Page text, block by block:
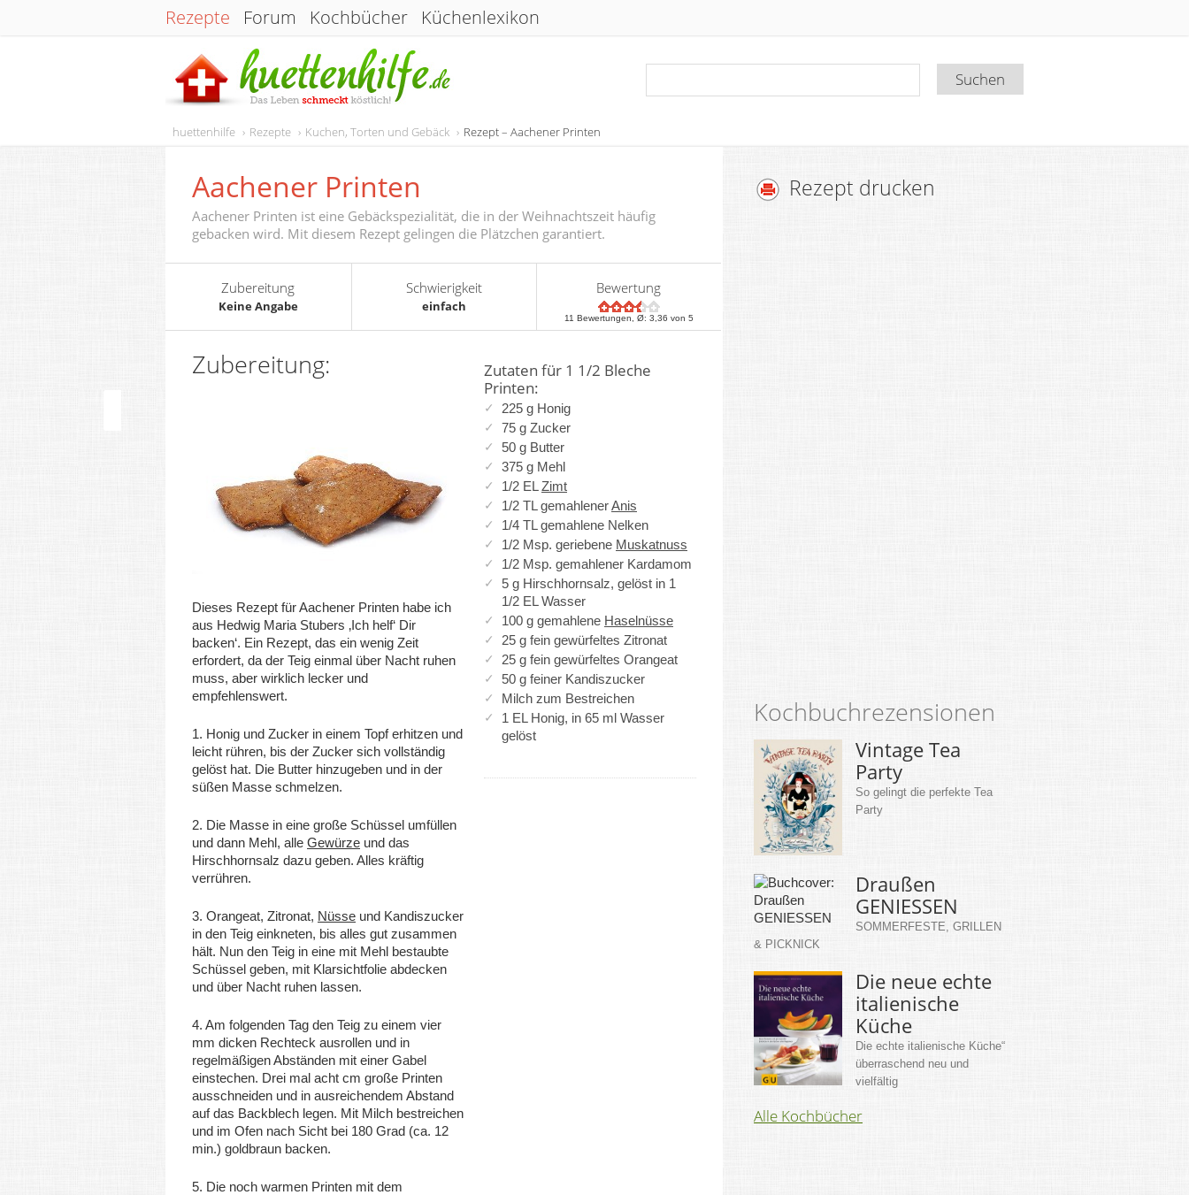
Rezepte Forum Kochbücher Küchenlexikon
huettenhilfe Rezepte Kuchen, Torten und Gebäck Rezept – Aachener Printen
Aachener Printen
Aachener Printen ist eine Gebäckspezialität, die in der Weihnachtszeit häufig
gebacken wird. Mit diesem Rezept gelingen die Plätzchen garantiert.
Zubereitung
Keine Angabe
Schwierigkeit
einfach
Bewertung
11 Bewertungen, Ø: 3,36 von 5
Zutaten für 1 1/2 Bleche
Printen:
225 g Honig
75 g Zucker
50 g Butter
375 g Mehl
1/2 EL Zimt
1/2 TL gemahlenerAnis
1/4 TL gemahlene Nelken
1/2 Msp. geriebene Muskatnuss
1/2 Msp. gemahlener Kardamom
5 g Hirschhornsalz, gelöst in 1
1/2 EL Wasser
100 g gemahlene Haselnüsse
25 g fein gewürfeltes Zitronat
25 g fein gewürfeltes Orangeat
50 g feiner Kandiszucker
Milch zum Bestreichen
1 EL Honig, in 65 ml Wasser
gelöst
Zubereitung:
Dieses Rezept für Aachener Printen habe ich
aus Hedwig Maria Stubers ‚Ich helf‘ Dir
backen‘. Ein Rezept, das ein wenig Zeit
erfordert, da der Teig einmal über Nacht ruhen
muss, aber wirklich lecker und
empfehlenswert.
1. Honig und Zucker in einem Topf erhitzen und
leicht rühren, bis der Zucker sich vollständig
gelöst hat. Die Butter hinzugeben und in der
süßen Masse schmelzen.
2. Die Masse in eine große Schüssel umfüllen
und dann Mehl, alle Gewürze und das
Hirschhornsalz dazu geben. Alles kräftig
verrühren.
3. Orangeat, Zitronat, Nüsse und Kandiszucker
in den Teig einkneten, bis alles gut zusammen
hält. Nun den Teig in eine mit Mehl bestaubte
Schüssel geben, mit Klarsichtfolie abdecken
und über Nacht ruhen lassen.
4. Am folgenden Tag den Teig zu einem vier
mm dicken Rechteck ausrollen und in
regelmäßigen Abständen mit einer Gabel
einstechen. Drei mal acht cm große Printen
ausschneiden und in ausreichendem Abstand
auf das Backblech legen. Mit Milch bestreichen
und im Ofen nach Sicht bei 180 Grad (ca. 12
min.) goldbraun backen.
5. Die noch warmen Printen mit dem
Rezept drucken
Kochbuchrezensionen
Vintage Tea
Party
So gelingt die perfekte Tea
Party
Draußen
GENIESSEN
SOMMERFESTE, GRILLEN
& PICKNICK
Die neue echte
italienische
Küche
Die echte italienische Küche“
überraschend neu und
vielfältig
Alle Kochbücher